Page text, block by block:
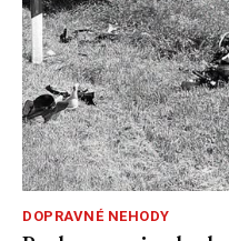
DOPRAVNÉ NEHODY